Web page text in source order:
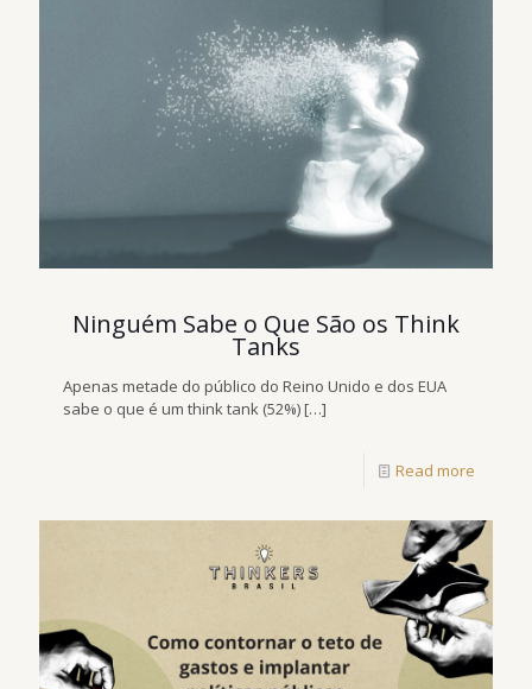
Ninguém Sabe o Que São os Think
Tanks
Apenas metade do público do Reino Unido e dos EUA
sabe o que é um think tank (52%)[…]
Read more